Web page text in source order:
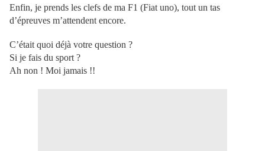
Enfin, je prends les clefs de ma F1 (Fiat uno), tout un tas
d’épreuves m’attendent encore.
C’était quoi déjà votre question ?
Si je fais du sport ?
Ah non ! Moi jamais !!